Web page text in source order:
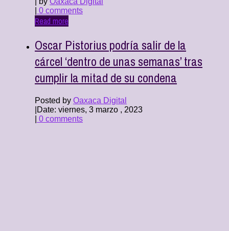
0 comments
Read more
Oscar Pistorius podría salir de la
cárcel ‘dentro de unas semanas’ tras
cumplir la mitad de su condena
Posted by Oaxaca Digital
Date: viernes, 3 marzo , 2023
0 comments